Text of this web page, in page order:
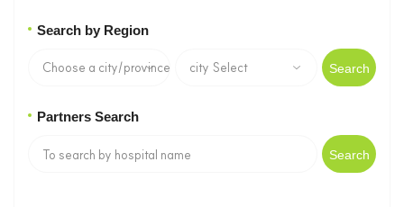
Search by Region
Search
Partners Search
Search